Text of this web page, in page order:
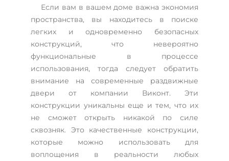
Если вам в вашем доме важна экономия
пространства, вы находитесь в поиске
легких и одновременно безопасных
конструкций, что невероятно
функциональные в процессе
использования, тогда следует обратить
внимание на современные раздвижные
двери от компании Виконт. Эти
конструкции уникальны еще и тем, что их
не сможет открыть никакой по силе
сквозняк. Это качественные конструкции,
которые можно использовать для
воплощения в реальности любых